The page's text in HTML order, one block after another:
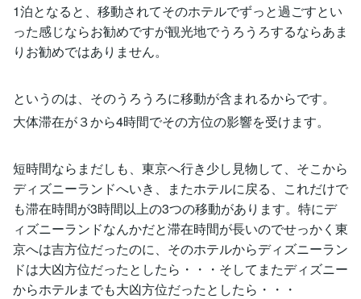
1泊となると、移動されてそのホテルでずっと過ごすとい
った感じならお勧めですが観光地でうろうろするならあま
りお勧めではありません。
というのは、そのうろうろに移動が含まれるからです。
大体滞在が３から4時間でその方位の影響を受けます。
短時間ならまだしも、東京へ行き少し見物して、そこから
ディズニーランドへいき、またホテルに戻る、これだけで
も滞在時間が3時間以上の3つの移動があります。特にデ
ィズニーランドなんかだと滞在時間が長いのでせっかく東
京へは吉方位だったのに、そのホテルからディズニーラン
ドは大凶方位だったとしたら・・・そしてまたディズニー
からホテルまでも大凶方位だったとしたら・・・